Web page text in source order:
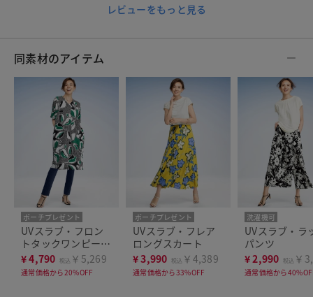
レビューをもっと見る
同素材のアイテム
ポーチプレゼント
洗濯機可
UVスラブ・フロン
トタックワンピース
／普通丈95㎝
¥4,790 税込 ￥5,269
通常価格から20%OFF
ポーチプレゼント
洗濯機可
UVスラブ・フレア
ロングスカート
¥3,990 税込 ￥4,389
通常価格から33%OFF
洗濯機可
UVスラブ・ラ
パンツ
¥2,990 税込 ￥
通常価格から